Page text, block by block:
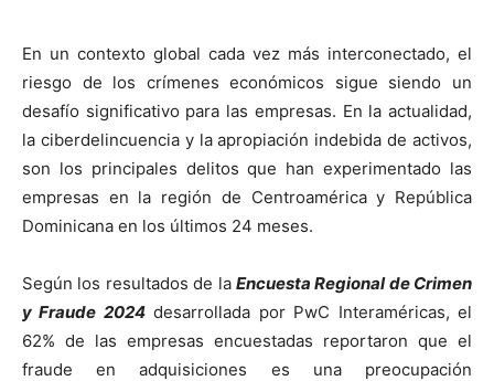
En un contexto global cada vez más interconectado, el
riesgo de los crímenes económicos sigue siendo un
desafío significativo para las empresas. En la actualidad,
la ciberdelincuencia y la apropiación indebida de activos,
son los principales delitos que han experimentado las
empresas en la región de Centroamérica y República
Dominicana en los últimos 24 meses.
Según los resultados de la Encuesta Regional de Crimen
y Fraude 2024desarrollada por PwC Interaméricas, el
62% de las empresas encuestadas reportaron que el
fraude en adquisiciones es una preocupación